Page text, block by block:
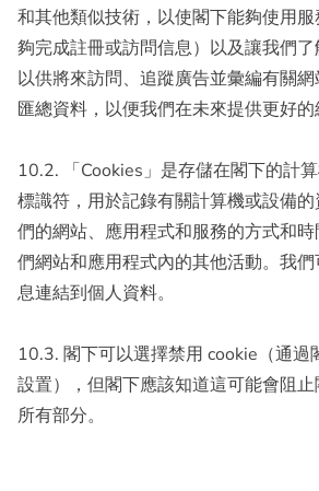
和其他類似技術，以使閣下能夠使用
夠完成註冊或訪問信息）以及讓我們
以供將來訪問、追蹤廣告並彙編有關
匯總資料，以便我們在未來提供更好的
10.2. 「Cookies」是存儲在閣下的計
標識符，用於記錄有關計算機或設備
們的網站、應用程式和服務的方式和
們網站和應用程式內的其他活動。我
息連結到個人資料。
10.3. 閣下可以選擇禁用 cookie（通過
設置），但閣下應該知道這可能會阻
所有部分。